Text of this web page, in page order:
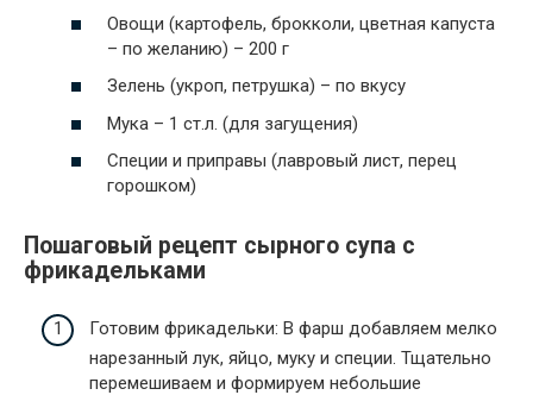
Овощи (картофель, брокколи, цветная капуста
– по желанию) – 200 г
Зелень (укроп, петрушка) – по вкусу
Мука – 1 ст.л. (для загущения)
Специи и приправы (лавровый лист, перец
горошком)
Пошаговый рецепт сырного супа с
фрикадельками
Готовим фрикадельки: В фарш добавляем мелко
нарезанный лук, яйцо, муку и специи. Тщательно
перемешиваем и формируем небольшие